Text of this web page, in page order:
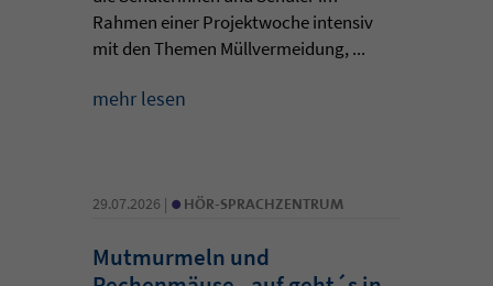
Rahmen einer Projektwoche intensiv
mit den Themen Müllvermeidung, ...
mehr lesen
29.07.2026 | • HÖR-SPRACHZENTRUM
Mutmurmeln und